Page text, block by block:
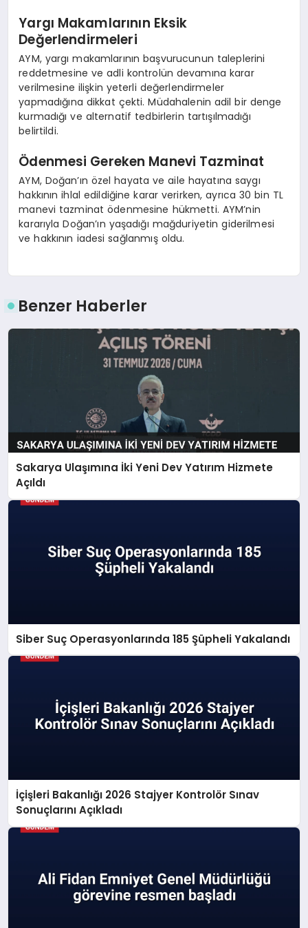
Yargı Makamlarının Eksik
Değerlendirmeleri
AYM, yargı makamlarının başvurucunun taleplerini
reddetmesine ve adli kontrolün devamına karar
verilmesine ilişkin yeterli değerlendirmeler
yapmadığına dikkat çekti. Müdahalenin adil bir denge
kurmadığı ve alternatif tedbirlerin tartışılmadığı
belirtildi.
Ödenmesi Gereken Manevi Tazminat
AYM, Doğan’ın özel hayata ve aile hayatına saygı
hakkının ihlal edildiğine karar verirken, ayrıca 30 bin TL
manevi tazminat ödenmesine hükmetti. AYM’nin
kararıyla Doğan’ın yaşadığı mağduriyetin giderilmesi
ve hakkının iadesi sağlanmış oldu.
Benzer Haberler
Sakarya Ulaşımına İki Yeni Dev Yatırım Hizmete
Açıldı
Siber Suç Operasyonlarında 185 Şüpheli Yakalandı
İçişleri Bakanlığı 2026 Stajyer Kontrolör Sınav
Sonuçlarını Açıkladı